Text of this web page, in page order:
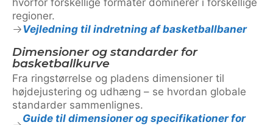
hvorfor forskellige formater dominerer i forskellige
regioner.
Vejledning til indretning af basketballbaner
Dimensioner og standarder for
basketballkurve
Fra ringstørrelse og pladens dimensioner til
højdejustering og udhæng – se hvordan globale
standarder sammenlignes.
Guide til dimensioner og specifikationer for